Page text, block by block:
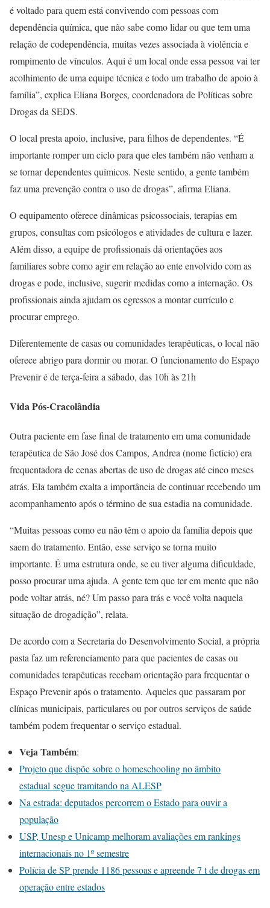
é voltado para quem está convivendo com pessoas com
dependência química, que não sabe como lidar ou que tem uma
relação de codependência, muitas vezes associada à violência e
rompimento de vínculos. Aqui é um local onde essa pessoa vai ter
acolhimento de uma equipe técnica e todo um trabalho de apoio à
família”, explica Eliana Borges, coordenadora de Políticas sobre
Drogas da SEDS.
O local presta apoio, inclusive, para filhos de dependentes. “É
importante romper um ciclo para que eles também não venham a
se tornar dependentes químicos. Neste sentido, a gente também
faz uma prevenção contra o uso de drogas”, afirma Eliana.
O equipamento oferece dinâmicas psicossociais, terapias em
grupos, consultas com psicólogos e atividades de cultura e lazer.
Além disso, a equipe de profissionais dá orientações aos
familiares sobre como agir em relação ao ente envolvido com as
drogas e pode, inclusive, sugerir medidas como a internação. Os
profissionais ainda ajudam os egressos a montar currículo e
procurar emprego.
Diferentemente de casas ou comunidades terapêuticas, o local não
oferece abrigo para dormir ou morar. O funcionamento do Espaço
Prevenir é de terça-feira a sábado, das 10h às 21h
Vida Pós-Cracolândia
Outra paciente em fase final de tratamento em uma comunidade
terapêutica de São José dos Campos, Andrea (nome fictício) era
frequentadora de cenas abertas de uso de drogas até cinco meses
atrás. Ela também exalta a importância de continuar recebendo um
acompanhamento após o término de sua estadia na comunidade.
“Muitas pessoas como eu não têm o apoio da família depois que
saem do tratamento. Então, esse serviço se torna muito
importante. É uma estrutura onde, se eu tiver alguma dificuldade,
posso procurar uma ajuda. A gente tem que ter em mente que não
pode voltar atrás, né? Um passo para trás e você volta naquela
situação de drogadição”, relata.
De acordo com a Secretaria do Desenvolvimento Social, a própria
pasta faz um referenciamento para que pacientes de casas ou
comunidades terapêuticas recebam orientação para frequentar o
Espaço Prevenir após o tratamento. Aqueles que passaram por
clínicas municipais, particulares ou por outros serviços de saúde
também podem frequentar o serviço estadual.
Veja Também:
Projeto que dispõe sobre o homeschooling no âmbito
estadual segue tramitando na ALESP
Na estrada: deputados percorrem o Estado para ouvir a
população
USP, Unesp e Unicamp melhoram avaliações em rankings
internacionais no 1º semestre
Polícia de SP prende 1186 pessoas e apreende 7 t de drogas em
operação entre estados